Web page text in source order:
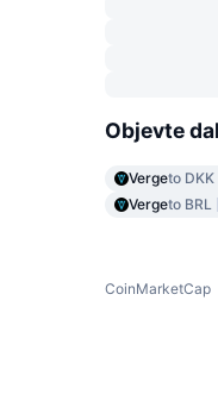
Objevte
Vergeto DKK
Vergeto BRL
CoinMarketCap